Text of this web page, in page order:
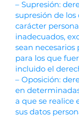
– Supresión:
supresión de los
carácter
inadecuados,
sean necesarios
para los que
incluido el
– Oposición:
en
a que se realice
sus datos